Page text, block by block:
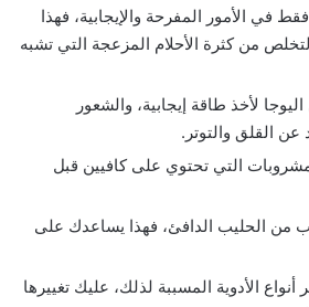
في الأمور المفرحة والإيجابية، فهذا
من كثرة الأحلام المزعجة التي تشبه
لأخذ طاقة إيجابية، والشعور
عن القلق والتوتر.
التي تحتوي على كافيين قبل
من الحليب الدافئ، فهذا يساعدك على
أنواع الأدوية المسببة لذلك، عليك تغييرها